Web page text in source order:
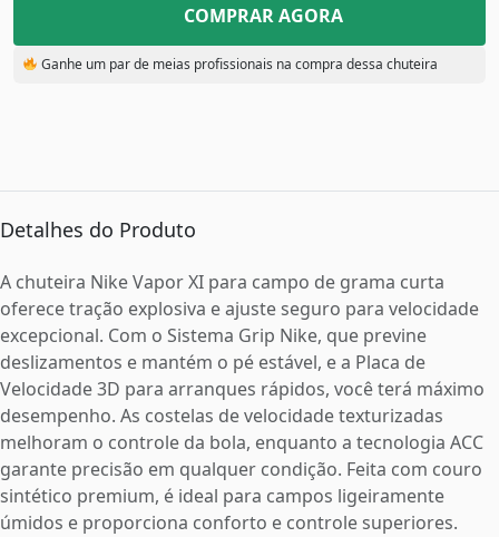
COMPRAR AGORA
Ganhe um par de meias profissionais na compra dessa chuteira
Detalhes do Produto
A chuteira Nike Vapor XI para campo de grama curta
oferece tração explosiva e ajuste seguro para velocidade
excepcional. Com o Sistema Grip Nike, que previne
deslizamentos e mantém o pé estável, e a Placa de
Velocidade 3D para arranques rápidos, você terá máximo
desempenho. As costelas de velocidade texturizadas
melhoram o controle da bola, enquanto a tecnologia ACC
garante precisão em qualquer condição. Feita com couro
sintético premium, é ideal para campos ligeiramente
úmidos e proporciona conforto e controle superiores.